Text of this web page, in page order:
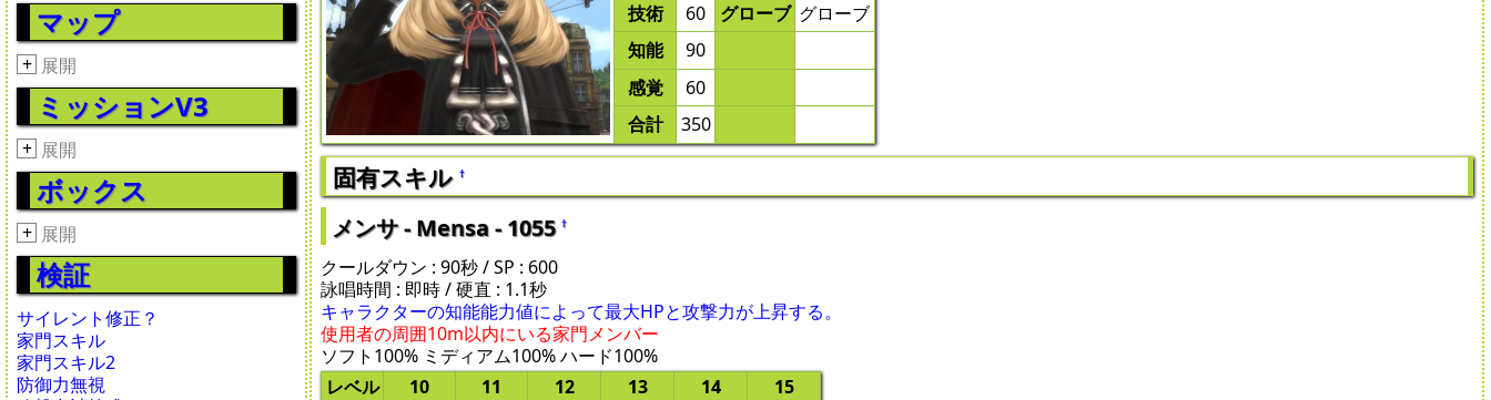
マップ
+ 展開
ミッションV3
+ 展開
ボックス
+ 展開
検証
サイレント修正？
家門スキル
家門スキル2
防御力無視
技術
60 グローブ グローブ
知能
90
感覚
60
合計
350
固有スキル †
メンサ - Mensa - 1055†
クールダウン : 90秒 / SP : 600
詠唱時間 : 即時 / 硬直 : 1.1秒
キャラクターの知能能力値によって最大HPと攻撃力が上昇する。
使用者の周囲10m以内にいる家門メンバー
ソフト100% ミディアム100% ハード100%
レベル
10 11 12 13 14
15